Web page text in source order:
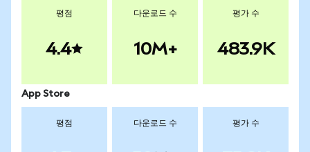
평점
4.4
다운로드 수
10M+
평가 수
483.9K
App Store
평점 다운로드 수 평가 수